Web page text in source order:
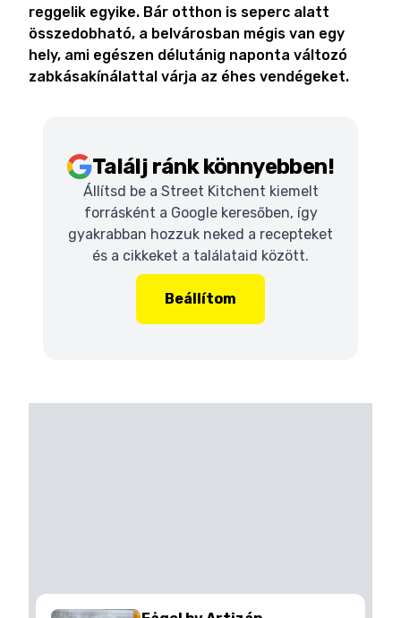
reggelik egyike. Bár otthon is seperc alatt
összedobható, a belvárosban mégis van egy
hely, ami egészen délutánig naponta változó
zabkásakínálattal várja az éhes vendégeket.
Találj ránk könnyebben!
Állítsd be a Street Kitchent kiemelt
forrásként a Google keresőben, így
gyakrabban hozzuk neked a recepteket
és a cikkeket a találataid között.
Beállítom